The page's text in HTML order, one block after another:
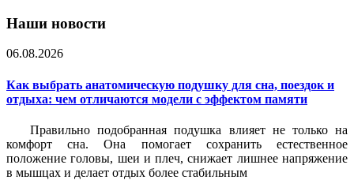
Наши новости
06.08.2026
Как выбрать анатомическую подушку для сна, поездок и
отдыха: чем отличаются модели с эффектом памяти
Правильно подобранная подушка влияет не только на
комфорт сна. Она помогает сохранить естественное
положение головы, шеи и плеч, снижает лишнее напряжение
в мышцах и делает отдых более стабильным